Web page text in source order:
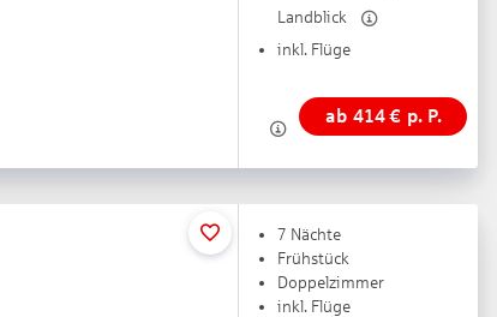
Landblick
inkl. Flüge
ab 414€ p. P.
7 Nächte
Frühstück
Doppelzimmer
inkl. Flüge